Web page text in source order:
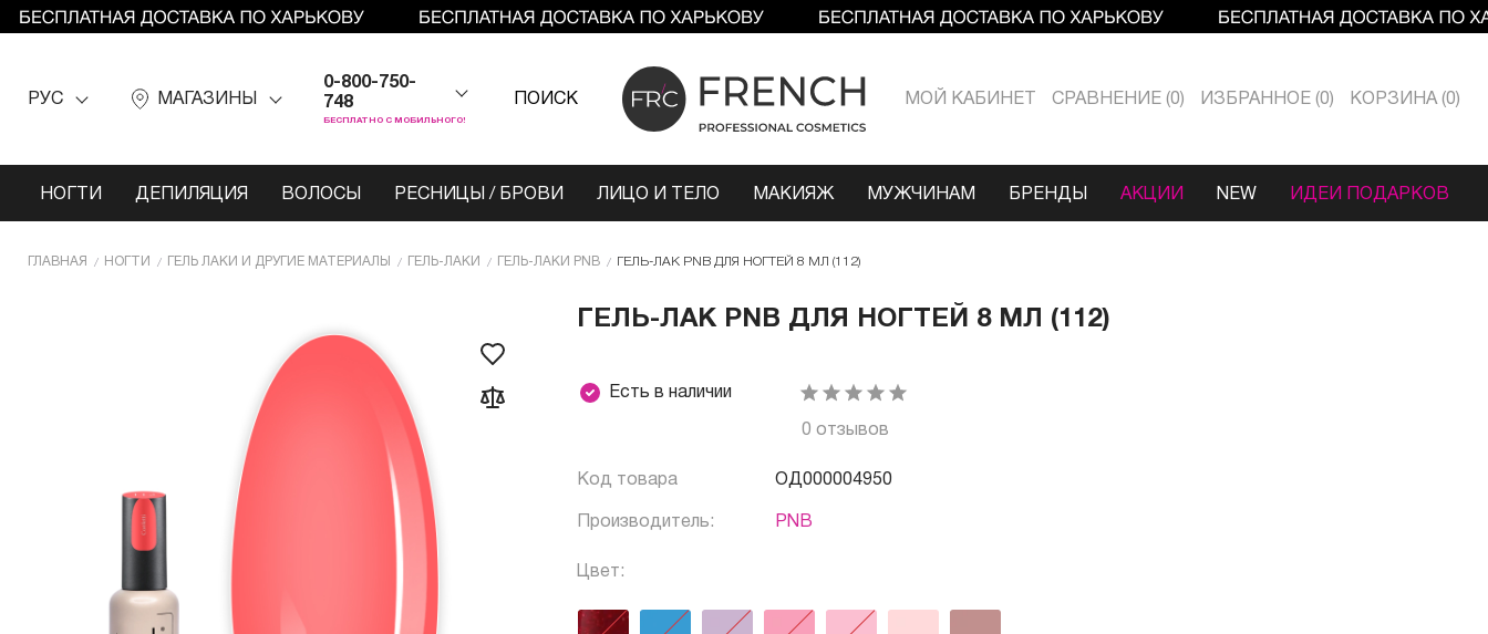
РУС МАГАЗИНЫ
0-800-750-
748
БЕСПЛАТНО С МОБИЛЬНОГО!
ПОИСК МОЙ КАБИНЕТ СРАВНЕНИЕ 0 ИЗБРАННОЕ 0 КОРЗИНА 0
НОГТИ ДЕПИЛЯЦИЯ ВОЛОСЫ РЕСНИЦЫ / БРОВИ ЛИЦО И ТЕЛО МАКИЯЖ МУЖЧИНАМ БРЕНДЫ АКЦИИ NEW ИДЕИ ПОДАРКОВ
ГЛАВНАЯ НОГТИ ГЕЛЬ ЛАКИ И ДРУГИЕ МАТЕРИАЛЫ ГЕЛЬ-ЛАКИ ГЕЛЬ-ЛАКИ PNB ГЕЛЬ-ЛАК PNB ДЛЯ НОГТЕЙ 8 МЛ (112)
ГЕЛЬ-ЛАК PNB ДЛЯ НОГТЕЙ 8 МЛ (112)
Есть в наличии
0 отзывов
Код товара ОД000004950
Производитель: PNB
Цвет: